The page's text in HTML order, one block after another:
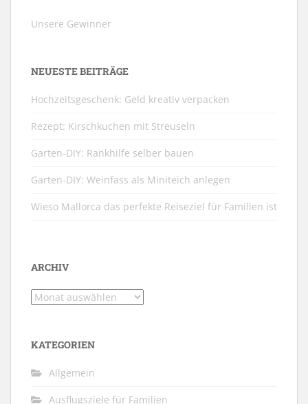
Unsere Gewinner
NEUESTE BEITRÄGE
Hochzeitsgeschenk: Geld kreativ verpacken
Rezept: Kirschkuchen mit Streuseln
Garten-DIY: Rankhilfe selber bauen
Garten-DIY: Weinfass als Miniteich anlegen
Wieso Mallorca das perfekte Reiseziel für Familien ist
ARCHIV
Archiv
KATEGORIEN
Allgemein
Ausflugsziele für Familien